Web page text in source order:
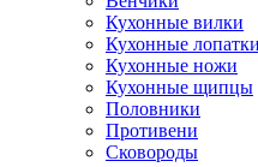
Кухонные вилки
Кухонные лопатки
Кухонные ножи
Кухонные щипцы
Половники
Противени
Сковороды